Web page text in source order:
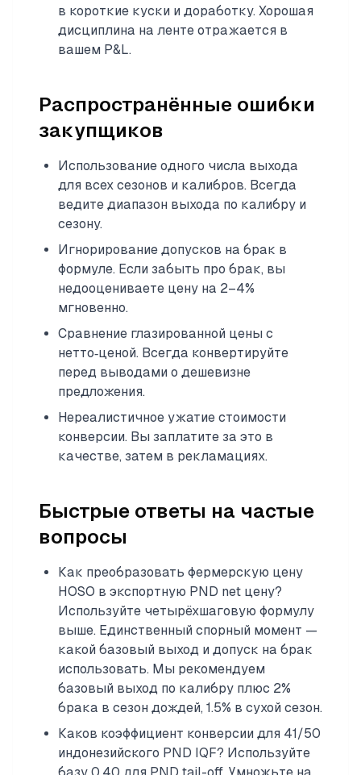
в короткие куски и доработку. Хорошая
дисциплина на ленте отражается в
вашем P&L.
Распространённые ошибки
закупщиков
Использование одного числа выхода
для всех сезонов и калибров. Всегда
ведите диапазон выхода по калибру и
сезону.
Игнорирование допусков на брак в
формуле. Если забыть про брак, вы
недооцениваете цену на 2–4%
мгновенно.
Сравнение глазированной цены с
нетто‑ценой. Всегда конвертируйте
перед выводами о дешевизне
предложения.
Нереалистичное ужатие стоимости
конверсии. Вы заплатите за это в
качестве, затем в рекламациях.
Быстрые ответы на частые
вопросы
Как преобразовать фермерскую цену
HOSO в экспортную PND net цену?
Используйте четырёхшаговую формулу
выше. Единственный спорный момент —
какой базовый выход и допуск на брак
использовать. Мы рекомендуем
базовый выход по калибру плюс 2%
брака в сезон дождей, 1.5% в сухой сезон.
Каков коэффициент конверсии для 41/50
индонезийского PND IQF? Используйте
базу 0.40 для PND tail-off. Умножьте на